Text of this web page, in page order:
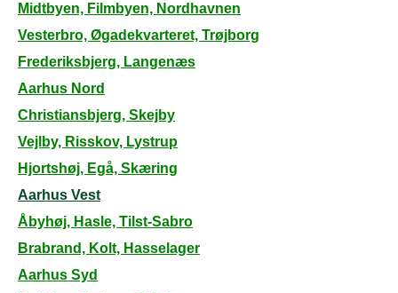
Midtbyen, Filmbyen, Nordhavnen
Vesterbro, Øgadekvarteret, Trøjborg
Frederiksbjerg, Langenæs
Aarhus Nord
Christiansbjerg, Skejby
Vejlby, Risskov, Lystrup
Hjortshøj, Egå, Skæring
Aarhus Vest
Åbyhøj, Hasle, Tilst-Sabro
Brabrand, Kolt, Hasselager
Aarhus Syd